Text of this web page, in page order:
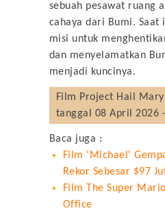
sebuah pesawat ruang
cahaya dari Bumi. Saat
misi untuk
dan menyelamatkan
menjadi kuncinya.
Film Project Hail
tanggal 08 April 2026
Baca juga :
Film 'Michael'
Rekor Sebesar $97
Film The Super
Office